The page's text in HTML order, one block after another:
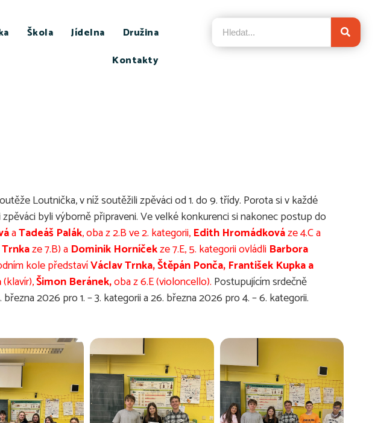
Škola Jídelna
Družina
Kontakty
Loutnička, v níž soutěžili zpěváci od 1. do 9. třídy. Porota si v každé
byli výborně připraveni. Ve velké konkurenci si nakonec postup do
aTadeáš Palák, oba z 2.B ve 2. kategorii, Edith Hromádkováze 4.C a
ze 7.B) a Dominik Horníčekze 7.E, 5. kategorii ovládli Barbora
kole představíVáclav Trnka, Štěpán Ponča, František Kupka a
(klavír),Šimon Beránek,oba z 6.E (violoncello). Postupujícím srdečně
2026 pro 1. – 3. kategorii a 26. března 2026 pro 4. – 6. kategorii.